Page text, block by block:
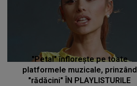
"Petal" înflorește pe toate
platformele muzicale, prinzând
"rădăcini" ÎN PLAYLISTURILE